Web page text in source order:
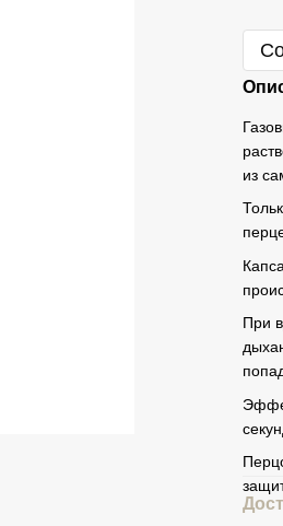
из
При